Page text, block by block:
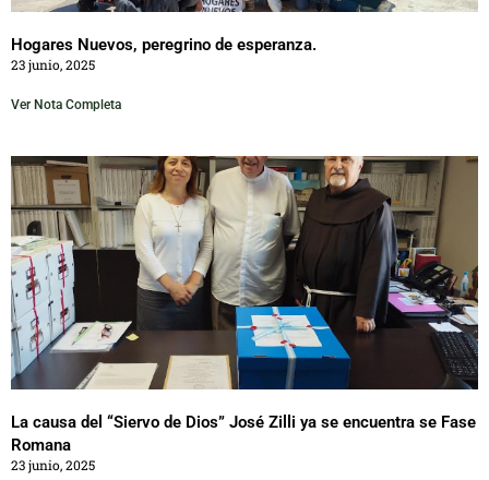
Hogares Nuevos, peregrino de esperanza.
23 junio, 2025
Ver Nota Completa
La causa del “Siervo de Dios” José Zilli ya se encuentra se Fase
Romana
23 junio, 2025